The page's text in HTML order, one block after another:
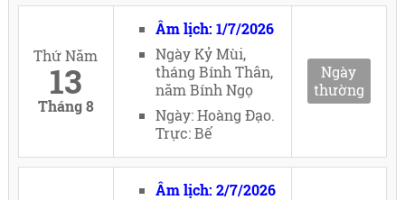
Thứ Năm
13
Tháng 8
Âm lịch: 1/7/2026
Ngày Kỷ Mùi,
tháng Bính Thân,
năm Bính Ngọ
Ngày: Hoàng Đạo.
Trực: Bế
Ngày
thường
Âm lịch: 2/7/2026